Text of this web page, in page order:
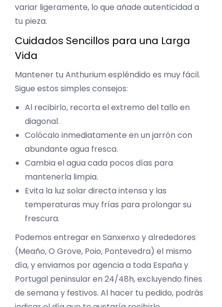
variar ligeramente, lo que añade autenticidad a
tu pieza.
Cuidados Sencillos para una Larga
Vida
Mantener tu Anthurium espléndido es muy fácil.
Sigue estos simples consejos:
Al recibirlo, recorta el extremo del tallo en
diagonal.
Colócalo inmediatamente en un jarrón con
abundante agua fresca.
Cambia el agua cada pocos días para
mantenerla limpia.
Evita la luz solar directa intensa y las
temperaturas muy frías para prolongar su
frescura.
Podemos entregar en Sanxenxo y alrededores
(Meaño, O Grove, Poio, Pontevedra) el mismo
día, y enviamos por agencia a toda España y
Portugal peninsular en 24/48h, excluyendo fines
de semana y festivos. Al hacer tu pedido, podrás